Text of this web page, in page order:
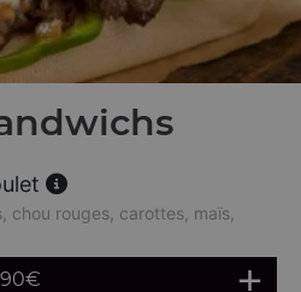
chou rouges, carottes, maïs,
€